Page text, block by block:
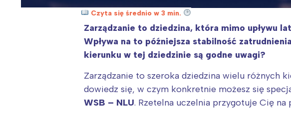
Czyta się średnio w 3 min.
Zarządzanie to dziedzina, która mimo upływu
Wpływa na to późniejsza stabilność
kierunku w tej dziedzinie są godne uwagi?
Zarządzanie to szeroka dziedzina wielu różnych
dowiedz się, w czym konkretnie możesz się
WSB – NLU. Rzetelna uczelnia przygotuje Cię